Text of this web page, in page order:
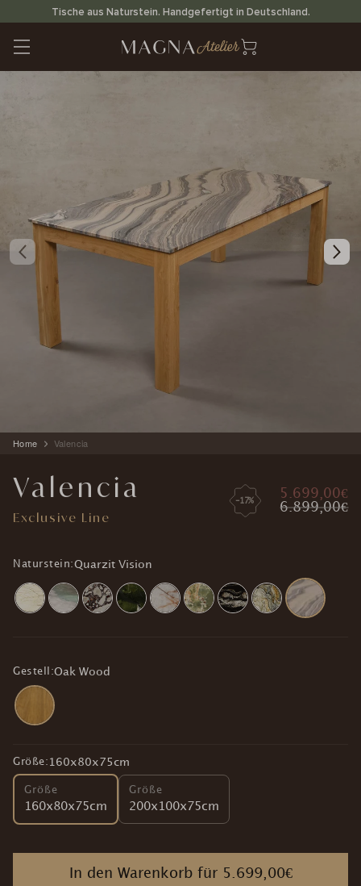
zum
Inhalt
Tische aus Naturstein. Handgefertigt in Deutschland.
Home Valencia
Valencia
Exclusive Line
-17%
5.699,00€
6.899,00€
Naturstein:Quarzit Vision
Gestell:Oak Wood
Größe: 160x80x75cm
Größe
160x80x75cm
Größe
200x100x75cm
In den Warenkorb für 5.699,00€
Produkt
Warenkorb
hinzugefügt